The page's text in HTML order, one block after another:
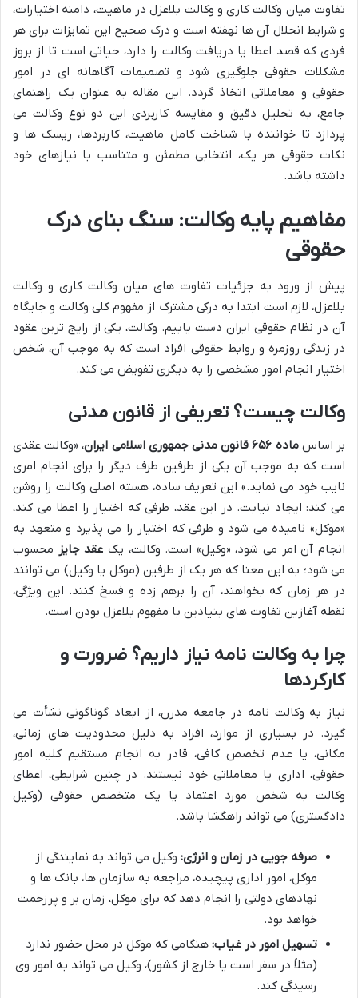
تفاوت میان وکالت کاری و وکالت بلاعزل در ماهیت، دامنه اختیارات،
و شرایط انحلال آن ها نهفته است و درک صحیح این تمایزات برای هر
فردی که قصد اعطا یا دریافت وکالت را دارد، حیاتی است تا از بروز
مشکلات حقوقی جلوگیری شود و تصمیمات آگاهانه ای در امور
حقوقی و معاملاتی اتخاذ گردد. این مقاله به عنوان یک راهنمای
جامع، به تحلیل دقیق و مقایسه کاربردی این دو نوع وکالت می
پردازد تا خواننده با شناخت کامل ماهیت، کاربردها، ریسک ها و
نکات حقوقی هر یک، انتخابی مطمئن و متناسب با نیازهای خود
داشته باشد.
مفاهیم پایه وکالت: سنگ بنای درک
حقوقی
پیش از ورود به جزئیات تفاوت های میان وکالت کاری و وکالت
بلاعزل، لازم است ابتدا به درکی مشترک از مفهوم کلی وکالت و جایگاه
آن در نظام حقوقی ایران دست یابیم. وکالت، یکی از رایج ترین عقود
در زندگی روزمره و روابط حقوقی افراد است که به موجب آن، شخص
اختیار انجام امور مشخصی را به دیگری تفویض می کند.
وکالت چیست؟ تعریفی از قانون مدنی
بر اساسماده ۶۵۶ قانون مدنی جمهوری اسلامی ایران
، «وکالت عقدی
است که به موجب آن یکی از طرفین طرف دیگر را برای انجام امری
نایب خود می نماید.» این تعریف ساده، هسته اصلی وکالت را روشن
می کند: ایجاد نیابت. در این عقد، طرفی که اختیار را اعطا می کند،
«موکل» نامیده می شود و طرفی که اختیار را می پذیرد و متعهد به
انجام آن امر می شود، «وکیل» است. وکالت، یک عقد جایز محسوب
می شود؛ به این معنا که هر یک از طرفین (موکل یا وکیل) می توانند
در هر زمان که بخواهند، آن را برهم زده و فسخ کنند. این ویژگی،
نقطه آغازین تفاوت های بنیادین با مفهوم بلاعزل بودن است.
چرا به وکالت نامه نیاز داریم؟ ضرورت و
کارکردها
نیاز به وکالت نامه در جامعه مدرن، از ابعاد گوناگونی نشأت می
گیرد. در بسیاری از موارد، افراد به دلیل محدودیت های زمانی،
مکانی، یا عدم تخصص کافی، قادر به انجام مستقیم کلیه امور
حقوقی، اداری یا معاملاتی خود نیستند. در چنین شرایطی، اعطای
وکالت به شخص مورد اعتماد یا یک متخصص حقوقی (وکیل
دادگستری) می تواند راهگشا باشد.
صرفه جویی در زمان و انرژی: وکیل می تواند به نمایندگی از
موکل، امور اداری پیچیده، مراجعه به سازمان ها، بانک ها و
نهادهای دولتی را انجام دهد که برای موکل، زمان بر و پرزحمت
خواهد بود.
تسهیل امور در غیاب: هنگامی که موکل در محل حضور ندارد
(مثلاً در سفر است یا خارج از کشور)، وکیل می تواند به امور وی
رسیدگی کند.